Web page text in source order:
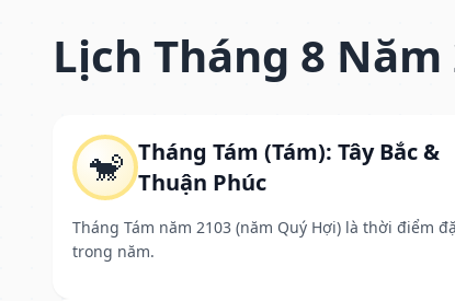
Lịch Tháng 8 Năm
🐒 Tháng Tám (Tám): Tây Bắc &
Thuận Phúc
Tháng Tám năm 2103 (năm Quý Hợi) là thời điểm
trong năm.